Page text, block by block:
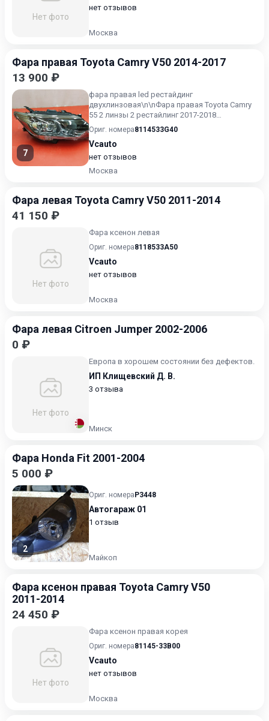
Нет фото
нет отзывов
Москва
Фара правая Toyota Camry V50 2014-2017
13 900 ₽
7
фара правая led рестайдинг
двухлинзовая\n\nФара правая Toyota Camry
55 2 линзы 2 рестайлинг 2017-2018
эксклюзив.\n\nФара правая Toyota Camry...
Ориг. номера8114533G40
Vcauto
нет отзывов
Москва
Фара левая Toyota Camry V50 2011-2014
41 150 ₽
Нет фото
Фара ксенон левая
Ориг. номера8118533A50
Vcauto
нет отзывов
Москва
Фара левая Citroen Jumper 2002-2006
0 ₽
Нет фото
Европа в хорошем состоянии без дефектов.
ИП Клищевский Д. В.
3 отзыва
Минск
Фара Honda Fit 2001-2004
5 000 ₽
2
Ориг. номера P3448
Автогараж 01
1 отзыв
Майкоп
Фара ксенон правая Toyota Camry V50
2011-2014
24 450 ₽
Нет фото
Фара ксенон правая корея
Ориг. номера81145-33B00
Vcauto
нет отзывов
Москва